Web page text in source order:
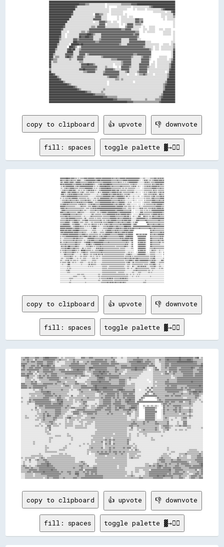
██████████████████████████████████████████████████████████████████████████████████████████████████████████████████████████████
██████████████████████████████▓▓▓▓▓▓▒▒▒▒░░░░░░░░░░░░░░░░  ░░░░░░░░░░░░░░▒▒▒▒▒▒▒▒▒▒▓▓▓▓▓▓██████████████████████████████████████
██████████████████████████▓▓░░░░░░░░░░░░░░░░░░░░░░░░░░░░  ░░        ░░░░░░░░░░░░░░  ░░░░░░░░░░░░░░░░▒▒▓▓██████████████████████
██████████████████████████░░░░░░░░░░░░░░░░░░░░░░░░░░░░░░░░░░  ░░░░░░░░░░░░░░░░      ░░  ░░░░░░░░  ░░░░░░░░░░░░░░▒▒▓▓██████████
████████████████████████░░░░░░░░░░░░░░░░░░░░░░░░░░░░░░░░░░░░  ░░░░░░░░░░░░                              ░░░░░░░░░░░░  ░░░░▓▓██
██████████████████████▓▓░░░░░░░░░░░░░░░░░░░░  ▓▓▓▓▒▒▒▒░░░░    ░░░░░░░░░░░░  ░░                                  ░░░░░░░░░░░░▓▓
██████████████████████░░░░░░░░░░░░░░░░░░░░░░░░▓▓▓▓▓▓░░░░░░          ░░  ░░░░░░  ░░░░                            ░░░░  ░░░░░░▒▒
████████████████████░░░░░░░░░░░░░░░░░░░░░░░░▓▓▓▓▓▓▓▓░░░░░░          ░░  ░░░░░░░░░░░░░░▓▓▓▓▒▒▒▒                    ░░  ░░░░░░░░
██████████████████░░░░░░░░░░░░░░░░░░░░░░░░░░  ░░░░▓▓▓▓▓▓▒▒░░░░  ░░░░    ░░░░░░░░░░░░░░▓▓▓▓▒▒▓▓                              ░░
████████████████░░░░░░░░░░░░░░░░░░░░░░░░░░░░░░░░░░▓▓▓▓▓▓  ░░░░░░░░░░░░  ░░  ░░▓▓▓▓▓▓░░▒▒▒▒▒▒░░                              ░░
██████████████▓▓░░░░░░░░░░░░░░░░░░░░░░░░░░▒▒▒▒░░▓▓▓▓▓▓▓▓░░░░░░░░░░░░░░      ▒▒▓▓▓▓▓▓░░░░░░░░  ░░    ░░░░░░                  ░░
████████████▓▓░░░░░░░░░░░░░░░░░░░░░░░░░░▓▓▓▓▓▓▓▓▓▓▓▓▓▓▓▓▓▓▓▓▓▓▓▓▓▓▓▓▓▓▓▓▒▒▒▒▓▓▓▓▓▓░░░░░░░░    ░░░░  ░░░░░░    ░░░░  ░░░░░░
████████████░░░░░░  ░░░░░░░░░░░░▒▒▒▒░░▒▒▓▓▓▓▓▓▓▓▓▓▓▓▓▓▓▓▓▓▓▓▓▓▓▓▓▓▓▓▓▓▓▓▓▓▓▓▓▓▓▓▓▓▓▓▓▓▒▒▒▒    ░░  ░░░░░░░░        ░░░░░░░░  ░░
████████████░░░░  ░░░░░░░░░░░░▓▓▓▓▓▓▓▓████▓▓▒▒░░░░░░▓▓▓▓▓▓▓▓▓▓▓▓▓▓▓▓▓▓▓▓▓▓▓▓▓▓▓▓▓▓▓▓▒▒▓▓▓▓                        ░░░░░░░░  ░░
██████████▓▓░░░░  ░░░░░░░░░░░░██▓▓▓▓████▓▓▓▓░░░░░░░░▓▓▓▓▓▓▓▓▓▓▓▓▓▓▓▓▓▓▓▓▓▓▓▓▓▓▓▓▓▓▓▓▓▓▓▓▒▒                                  ░░
██████████▒▒░░░░░░░░░░░░▓▓▓▓▒▒▓▓▓▓▓▓▓▓▓▓▓▓▓▓░░░░░░▒▒▓▓▓▓▓▓▓▓▓▓▓▓▓▓▓▓▓▓▓▓░░░░░░░░▓▓▓▓▓▓▓▓░░░░                                ░░
██████████░░░░░░░░░░░░░░████▓▓▓▓▓▓▓▓▓▓▓▓▓▓▓▓▓▓▒▒▒▒▓▓▓▓▓▓▓▓▓▓▓▓▓▓▓▓▓▓▓▓▓▓░░░░░░░░▓▓▓▓▓▓▓▓▓▓▓▓▓▓▓▓░░░░░░                    ░░░░
████████▒▒░░░░░░░░░░  ████████▓▓██▓▓▓▓▓▓▓▓▓▓▓▓▓▓▓▓▓▓▓▓▓▓▓▓▓▓▓▓▓▓▓▓▓▓▓▓▒▒░░░░░░▓▓▓▓▓▓▓▓▓▓▓▓▓▓▓▓▓▓░░░░░░░░░░░░░░    ░░░░░░  ░░▒▒
████████░░░░░░░░░░  ████▓▓▒▒  ░░▓▓▓▓▓▓▓▓▓▓▓▓▓▓▓▓▓▓▓▓▓▓▓▓▓▓▓▓▓▓▓▓▓▓▓▓▓▓▓▓▓▓▓▓▓▓▓▓▓▓▓▓▓▓▓▓▓▓▓▓▓▓▒▒░░░░░░░░  ░░░░  ░░░░░░░░░░░░▒▒
██████▒▒░░░░░░░░░░▓▓██▓▓██░░░░▒▒▓▓▓▓▓▓▓▓▓▓▓▓▓▓▓▓▓▓▓▓▓▓▓▓▓▓▓▓▓▓▓▓▓▓▓▓▓▓▓▓▓▓▓▓▓▓▓▓▓▓▓▓▓▓▓▓▓▓▓▓▓▓▓▓▓▓▓▓▒▒░░  ░░░░  ░░░░░░░░░░░░▓▓
██████░░░░░░░░░░░░██████░░░░░░▓▓▓▓▓▓▓▓▓▓▓▓▓▓▓▓▓▓▓▓▓▓▓▓▓▓▓▓▓▓▓▓▓▓▓▓▓▓▓▓▓▓▓▓▓▓▓▓▓▓▓▓▓▓▓▓▓▓▓▓▓▓▓▓▓▓▓▓▓▓▓▓                    ░░██
████▒▒░░░░░░░░░░▓▓▓▓▓▓▓▓░░░░░░▓▓▓▓▓▓░░▒▒▓▓▓▓▓▓▓▓▓▓▓▓▓▓▓▓▓▓▓▓▓▓▓▓▓▓▓▓▓▓▓▓▓▓▓▓▓▓▓▓▓▓▓▓▒▒▒▒▓▓▓▓▓▓▓▓▓▓▓▓▓▓                    ░░██
████░░▒▒▒▒░░░░░░▓▓██▓▓▒▒░░░░▓▓▓▓▓▓▒▒░░░░░░░░░░░░░░░░▒▒▓▓▓▓▓▓▓▓▓▓▓▓▓▓▓▓▓▓▓▓▓▓▓▓▓▓▓▓▒▒░░░░░░░░▒▒▓▓▓▓▓▓▒▒        ░░░░░░░░    ░░██
██▓▓▒▒▒▒░░░░░░░░░░░░▒▒░░░░░░▓▓▓▓▓▓░░░░░░░░░░░░░░░░░░░░░░░░░░░░▒▒▒▒▒▒▓▓▓▓▓▓▓▓▓▓▓▓▓▓░░░░░░░░░░▓▓▓▓▓▓▓▓░░      ░░░░░░░░░░  ░░▒▒██
██░░▒▒▒▒░░░░░░░░░░░░░░░░░░░░░░▒▒▒▒░░░░░░░░░░░░░░░░░░░░░░░░░░░░░░░░░░░░░░▒▒▓▓▓▓▓▓▓▓░░░░░░░░░░▓▓▓▓▓▓▓▓    ░░  ░░░░░░░░░░░░░░▓▓██
██░░░░░░░░░░░░░░░░░░░░░░░░░░░░░░▓▓▓▓▓▓██▓▓▓▓▒▒░░░░░░░░░░░░░░░░░░  ░░░░░░▒▒▓▓▓▓▓▓▓▓░░░░░░░░▓▓▓▓▓▓▓▓▓▓  ░░░░  ░░░░░░░░░░░░▒▒████
██░░░░░░░░░░░░░░░░░░░░░░░░░░░░░░▓▓▓▓▓▓▓▓▓▓▓▓▓▓▓▓░░░░░░░░▒▒░░░░░░    ░░  ▓▓▓▓▓▓▓▓▒▒░░░░░░░░▓▓▓▓▓▓▓▓▒▒░░░░░░  ░░░░░░░░░░░░▒▒████
▒▒░░░░░░░░░░░░░░░░░░░░░░░░░░░░▓▓▓▓██▓▓▓▓▓▓▓▓▓▓▒▒░░░░░░░░▓▓▓▓▓▓▓▓▒▒░░░░░░▓▓▓▓▓▓▓▓░░░░░░░░░░▓▓▓▓▓▓▓▓░░░░░░░░░░░░░░░░░░░░░░▓▓████
██░░░░░░░░░░░░░░░░░░░░░░░░░░░░░░░░▒▒▒▒▓▓▓▓▓▓▓▓░░░░░░░░▒▒▓▓▓▓▓▓▓▓▓▓▓▓▓▓░░░░░░▒▒▓▓░░░░░░░░▒▒▓▓▓▓▓▓▓▓  ░░░░░░░░░░░░░░░░  ░░██████
████▓▓░░░░░░░░░░░░░░░░░░░░░░░░░░░░░░░░░░░░░░░░░░░░░░░░▓▓▓▓▓▓▓▓▓▓▓▓▓▓▓▓░░░░░░░░  ░░░░░░  ░░▒▒▒▒▓▓▒▒░░░░░░  ░░░░░░░░░░░░▒▒██████
████████▒▒░░░░░░░░░░░░░░░░░░░░░░░░░░░░░░░░░░░░░░░░░░░░░░░░▒▒▓▓▓▓▓▓▓▓▒▒░░░░░░░░░░░░░░░░░░░░░░░░░░░░░░░░░░░░░░░░░░░░░░░░▒▒██████
██████████▓▓░░░░░░░░░░░░░░░░░░░░░░░░░░░░░░░░░░░░░░░░░░░░░░░░░░░░░░▒▒▒▒░░▒▒░░░░░░░░░░░░░░░░░░░░░░░░░░░░░░░░░░░░░░░░░░░░████████
██████████████▒▒░░░░░░░░░░░░░░░░░░░░░░░░░░░░░░░░░░░░░░░░░░  ░░░░░░░░░░░░░░░░░░░░░░░░  ░░░░░░░░░░░░░░░░░░░░░░░░░░░░░░▒▒████████
██████████████████▓▓▒▒░░░░░░░░░░░░░░░░░░░░░░░░░░░░░░░░░░░░  ░░░░░░░░░░░░░░░░░░░░░░░░░░░░░░░░░░░░░░░░░░░░░░░░░░░░░░▒▒▓▓████████
████████████████████████▓▓▒▒░░░░░░░░░░░░░░░░░░░░░░░░░░░░░░░░░░░░░░░░░░░░░░░░░░░░░░░░░░░░░░░░░░░░░░░░░░░░░░░░░░░░░░▒▒██████████
████████████████████████████▓▓▒▒░░░░░░░░░░░░░░░░░░░░░░▒▒░░░░░░░░░░░░░░░░░░░░░░░░░░░░░░░░░░░░░░░░░░░░░░░░░░░░░░░░░░▒▒██████████
████████████████████████████████████▓▓▒▒▒▒░░░░░░░░░░▒▒░░░░░░░░░░░░░░░░░░░░░░░░░░░░░░░░░░░░░░░░░░░░░░░░░░░░░░░░░░░░████████████
████████████████████████████████████████████▓▓▒▒▒▒▒▒▒▒▒▒░░░░░░░░░░░░░░░░░░░░░░░░░░░░░░░░░░░░░░░░░░░░░░░░░░░░░░░░▒▒████████████
██████████████████████████████████████████████████████▓▓▓▓▒▒▒▒▒▒▒▒▒▒░░░░░░░░░░░░░░░░░░░░░░░░░░░░░░░░░░░░░░░░░░▒▒▓▓████████████
████████████████████████████████████████████████████████████████▓▓▓▓▒▒▒▒▒▒▒▒▒▒▒▒▒▒░░░░░░░░░░░░░░▒▒░░░░░░░░▒▒▒▒▒▒██████████████
copy to clipboard 👍 upvote 👎 downvote
fill: spaces toggle palette ▓→✊🏽
▓▓▓▓▓▓▓▓▓▓▓▓████▓▓▓▓▒▒▓▓▓▓▓▓▒▒▒▒▒▒░░▒▒░░▒▒▒▒▒▒▒▒▓▓▓▓▓▓▒▒▓▓▓▓▓▓▓▓▓▓▓▓▒▒▒▒▓▓▓▓▓▓▓▓▓▓▒▒▓▓▓▓▓▓▓▓▓▓▓▓▓▓▓▓▓▓▒▒▓▓▒▒▒▒▒▒▓▓▒▒▒▒▒▒▓▓▓▓▓▓▓▓▓▓▒▒▓▓▓▓▓▓▓▓▓▓▓▓▓▓▓▓▓▓▓▓▓▓▓▓▓▓▒▒░░░░░░▒▒▒▒░░░░░░░░░░▒▒▒▒▒▒▒▒▓▓▓▓▒▒▒▒▓▓▒▒▓▓▒▒▓▓▒▒
▓▓▓▓▒▒▒▒▒▒▒▒▓▓▓▓▒▒▒▒▒▒▓▓▒▒▒▒▒▒▒▒░░▓▓▓▓▓▓▒▒░░░░░░▒▒▒▒▓▓▓▓▓▓▓▓▓▓▓▓▓▓▓▓▓▓▒▒▒▒▓▓████▒▒▓▓▓▓▓▓▓▓▓▓▓▓▓▓▓▓▓▓▓▓▒▒▒▒▒▒▒▒▒▒▒▒▓▓▒▒▒▒▒▒▒▒▒▒▓▓▓▓▓▓▓▓▒▒▓▓▓▓▓▓▓▓▓▓▓▓▓▓▓▓▓▓▓▓▒▒░░░░  ░░░░▓▓▒▒▓▓▒▒░░▒▒▒▒░░▒▒▒▒▓▓▓▓▓▓▓▓▒▒▓▓▓▓▓▓▒▒▓▓
▒▒▓▓▒▒░░▓▓▓▓▓▓▓▓▒▒▒▒▓▓▓▓▓▓▒▒░░▒▒▓▓▓▓▓▓▓▓▒▒▒▒▒▒▒▒▒▒▒▒▒▒▒▒▓▓▓▓▓▓▓▓▒▒▓▓▒▒▒▒▒▒▒▒▒▒▒▒▒▒▒▒▒▒▓▓▓▓▓▓▓▓▓▓▓▓▓▓▓▓▒▒▒▒▒▒▒▒▒▒▒▒▒▒▓▓▒▒▒▒▒▒░░▒▒░░▒▒░░▒▒▒▒▓▓▓▓▓▓▓▓▓▓▓▓▓▓▓▓▒▒░░░░░░░░░░░░▒▒▓▓▒▒▓▓▒▒▒▒░░▒▒▒▒▒▒▒▒▓▓▓▓▓▓▓▓▓▓▓▓▓▓▓▓▓▓
▓▓▓▓▒▒▓▓▒▒▓▓▓▓▓▓▓▓▓▓▓▓▓▓▒▒▒▒▒▒▒▒▓▓▓▓▓▓▓▓▓▓▒▒▒▒▓▓▒▒▓▓▓▓▓▓██▓▓▓▓▓▓▓▓▒▒▒▒░░░░░░▒▒▒▒▓▓▓▓▒▒▓▓▓▓▓▓▓▓████▓▓▓▓▓▓▒▒▒▒▒▒▒▒▒▒▒▒▒▒▒▒▒▒▒▒▒▒▒▒▒▒▒▒▒▒▒▒▒▒░░▒▒▒▒▒▒▓▓▒▒▒▒▒▒░░░░░░░░░░░░░░▒▒▒▒▒▒▒▒▒▒▒▒▒▒░░▓▓▒▒▒▒▒▒▓▓▓▓▓▓▒▒▓▓▓▓▒▒▒▒
░░▒▒░░▓▓▒▒▒▒▓▓▓▓▓▓▓▓▓▓▓▓▓▓▓▓░░▒▒▒▒▓▓▒▒▒▒▓▓▓▓▓▓▓▓▓▓▓▓▓▓▓▓▓▓▓▓▓▓▓▓▓▓░░▒▒░░░░▒▒░░▒▒▓▓▓▓▓▓▓▓▓▓██▓▓▓▓▓▓▓▓▒▒▒▒▓▓▒▒▒▒▒▒▒▒▒▒▒▒▒▒▓▓▓▓▒▒▒▒▒▒▒▒▒▒▒▒▒▒▒▒░░▒▒▒▒▓▓▒▒▓▓░░░░▒▒░░░░  ░░░░▒▒▒▒▒▒▓▓▒▒▓▓▒▒▒▒▓▓▓▓▓▓▓▓▓▓▒▒▓▓▒▒▒▒▒▒▒▒▒▒
░░▒▒░░░░▒▒▒▒▓▓▒▒▒▒▒▒▓▓▓▓▓▓▓▓▒▒▒▒▒▒▒▒░░▒▒▒▒▒▒▒▒▒▒▒▒▓▓▓▓▓▓▓▓▓▓▓▓▓▓▒▒░░▒▒░░▒▒░░░░▒▒▒▒▓▓▓▓▓▓▓▓▓▓▓▓██▓▓▓▓▓▓▒▒▒▒▒▒▒▒▒▒▒▒▒▒▒▒▒▒▒▒░░▒▒▒▒░░▒▒▒▒░░▒▒▒▒▒▒▒▒▒▒▒▒▒▒░░░░░░░░░░    ░░░░▒▒▒▒▒▒▒▒▒▒▒▒▒▒▒▒▓▓▓▓▓▓▓▓▒▒▒▒▒▒▒▒▓▓▒▒▒▒▒▒
░░░░▒▒▒▒▓▓▒▒▒▒▒▒▒▒▓▓▓▓▓▓▒▒▓▓▓▓▒▒░░░░▒▒▒▒░░▒▒░░▒▒▒▒░░▒▒▒▒▓▓▓▓▒▒▓▓▒▒▓▓░░▒▒░░░░░░▒▒▒▒▓▓▓▓▓▓▓▓▓▓▓▓▓▓▓▓▓▓▓▓▒▒▓▓▓▓▓▓▒▒▒▒▓▓▓▓░░▒▒▒▒▒▒▒▒▒▒▒▒░░▒▒▒▒▒▒▒▒▒▒▒▒▒▒░░░░░░░░░░░░░░░░░░░░▒▒▒▒▒▒▒▒▒▒▒▒▒▒▒▒░░▓▓▒▒▒▒▒▒░░▒▒▒▒▒▒▒▒▒▒▒▒
  ▓▓██▓▓▓▓▒▒░░▒▒▓▓▓▓▒▒▒▒▓▓▓▓▓▓▓▓▒▒▒▒▒▒░░▒▒▒▒▓▓▒▒░░░░▒▒▒▒▒▒░░▒▒▒▒▒▒▒▒░░░░░░░░▓▓░░▒▒░░▓▓▓▓▓▓▓▓▓▓▓▓▓▓▒▒▒▒▒▒▓▓▓▓▓▓▓▓▒▒▓▓▒▒▒▒▓▓▒▒░░▒▒▒▒▒▒▒▒▒▒▒▒▒▒▒▒▒▒▓▓▒▒░░░░▒▒░░░░░░░░  ░░░░▒▒░░▒▒░░▒▒▒▒▓▓▒▒▒▒▒▒▓▓▒▒▒▒░░▒▒▒▒▓▓▒▒▒▒▓▓
░░▓▓▓▓▓▓░░▒▒░░▒▒▒▒▓▓▒▒▓▓▒▒▓▓▓▓▓▓▓▓▒▒▒▒▒▒▒▒▓▓▒▒░░▒▒▒▒▒▒▒▒▒▒▒▒░░░░░░░░░░░░░░▒▒░░░░░░▒▒▒▒▓▓▓▓▓▓██▓▓▒▒▓▓▒▒▒▒▒▒▓▓▓▓▓▓▒▒▓▓▓▓▒▒▓▓▒▒▒▒░░▒▒▒▒▒▒▒▒▓▓▒▒░░░░░░░░░░░░░░░░░░░░░░    ░░▒▒▒▒▒▒░░▒▒▒▒▒▒▒▒▒▒▓▓▒▒▓▓▒▒░░░░▓▓▓▓▒▒▒▒▒▒
░░▒▒▒▒▓▓▒▒▒▒▒▒▓▓▓▓▓▓▓▓▓▓▓▓▓▓▓▓▓▓▓▓▒▒▒▒▒▒▒▒▒▒▒▒▒▒▒▒▒▒▒▒▒▒░░░░░░░░░░░░░░░░▒▒▒▒▒▒▒▒▒▒▒▒▒▒▓▓▓▓▓▓▓▓▓▓▓▓▓▓▒▒▒▒▓▓▓▓▒▒▒▒▒▒▓▓▓▓▓▓▓▓▓▓▓▓▒▒▒▒░░▓▓▒▒░░▒▒░░░░░░▒▒░░░░░░░░▒▒░░  ░░░░░░▒▒▒▒▒▒▒▒▒▒▒▒░░▒▒▒▒▓▓▓▓░░▒▒▒▒▒▒▒▒▓▓▓▓▒▒▓▓
▒▒░░░░▒▒░░▒▒▒▒▒▒▒▒▓▓▒▒▒▒▓▓▓▓▓▓▓▓▓▓▒▒░░▒▒▒▒▒▒▒▒▒▒▒▒▒▒░░▒▒▒▒░░░░░░░░░░▒▒▒▒░░▒▒▒▒░░▓▓▓▓▓▓▓▓▓▓▓▓▓▓▓▓▓▓▒▒▒▒▓▓▒▒▒▒▒▒▒▒▒▒▒▒▓▓▓▓▓▓▓▓▓▓▓▓▒▒░░░░░░▒▒░░░░░░░░▒▒░░░░░░░░░░░░░░░░░░░░▒▒░░▒▒▒▒▒▒▒▒░░▒▒▓▓▓▓▒▒▒▒▒▒▒▒▒▒▒▒▓▓▓▓▓▓▓▓
░░░░▒▒▒▒▒▒▒▒▓▓▒▒▒▒▒▒▓▓▒▒▒▒▒▒▒▒▒▒▓▓▒▒▒▒░░▒▒▒▒▒▒▒▒▒▒▓▓▒▒▒▒▓▓▒▒▒▒░░░░▒▒░░▒▒░░▒▒▓▓▓▓▓▓▓▓▓▓▓▓▓▓▓▓▓▓▓▓▓▓▓▓▓▓▒▒▒▒▒▒▒▒▒▒▒▒▒▒▓▓▓▓▒▒▓▓▒▒▒▒▒▒░░░░░░░░░░░░░░░░▒▒░░░░░░  ░░░░░░░░░░  ▒▒░░▒▒▒▒▒▒▒▒▒▒▒▒▓▓▓▓▓▓▒▒▒▒▒▒▒▒▓▓▒▒▒▒▒▒▓▓
░░░░▒▒▒▒▓▓▓▓▓▓▓▓▓▓▓▓▒▒▓▓▒▒▒▒▒▒▒▒▒▒▓▓▒▒▓▓▒▒▓▓▒▒▒▒▒▒▒▒▒▒▒▒▓▓▓▓▓▓▓▓▒▒░░░░▒▒▒▒▒▒▒▒▒▒▓▓▓▓▓▓▓▓▓▓▓▓▓▓▓▓▓▓▓▓▓▓▒▒▓▓▓▓▒▒▒▒▒▒▒▒▒▒▓▓▓▓▓▓▓▓▓▓▒▒░░░░░░▒▒░░▒▒░░  ░░░░░░░░░░░░░░░░  ░░░░▒▒▒▒▒▒▒▒▒▒▒▒░░▒▒▓▓▓▓▓▓▓▓▓▓▓▓▓▓▓▓▓▓▓▓▓▓▓▓
▒▒▒▒▒▒▓▓▓▓▓▓▒▒▓▓▒▒▒▒▒▒▒▒▒▒▒▒▒▒▒▒▒▒░░▒▒▒▒▓▓▒▒▓▓▒▒▒▒▒▒░░░░▒▒▒▒▒▒▓▓▒▒▓▓▓▓▒▒▒▒▒▒▒▒▒▒▓▓▓▓▓▓▓▓▓▓▓▓▓▓▓▓▓▓▓▓▓▓▓▓▓▓▒▒▒▒▒▒▓▓▒▒▒▒▓▓▓▓▓▓▒▒▓▓▒▒░░░░▒▒▒▒▒▒░░░░░░░░░░░░░░  ░░░░░░  ░░░░▒▒░░▒▒▒▒▒▒▒▒▒▒▒▒▒▒▒▒▓▓▒▒▒▒▓▓▓▓▓▓▓▓▓▓▒▒▒▒
▓▓▓▓▓▓▓▓▓▓▒▒▒▒▒▒▒▒▒▒▒▒▒▒▒▒▒▒▒▒░░░░░░░░░░▒▒▓▓▒▒▒▒▒▒▒▒░░░░▒▒▒▒▒▒░░▓▓▓▓▓▓▓▓▒▒▒▒▒▒▓▓▒▒▓▓▓▓▓▓▓▓▓▓▓▓▓▓▓▓▓▓▓▓▓▓▓▓▓▓▓▓▒▒▒▒▓▓▓▓▓▓▓▓▓▓▓▓░░▒▒▒▒▒▒░░▒▒▒▒▒▒░░░░▒▒░░░░░░░░░░▒▒░░░░░░▒▒▒▒▒▒▒▒▒▒▒▒▒▒▒▒▒▒▒▒▒▒▒▒▒▒▓▓▓▓▓▓▓▓▓▓▒▒▒▒▒▒
▒▒▓▓▓▓▓▓▒▒▒▒▓▓▒▒▒▒▒▒▒▒▒▒▒▒▒▒▒▒▒▒▒▒▒▒▒▒▒▒▒▒▒▒▒▒▒▒░░░░▒▒▒▒▒▒░░▒▒▒▒▒▒▓▓▒▒▓▓▒▒▓▓▓▓▓▓▓▓▓▓▓▓▓▓▓▓▓▓▓▓▓▓▓▓▓▓▓▓▓▓▓▓▓▓▓▓▓▓▓▓▓▓▓▓▓▓▓▓▓▓▒▒▒▒▒▒▒▒░░░░▒▒▒▒▒▒░░░░▒▒░░░░░░░░░░▒▒▓▓▒▒▓▓░░▒▒▒▒▒▒░░▒▒▒▒▒▒▒▒▓▓▒▒▓▓▒▒▒▒▓▓▓▓▓▓▓▓▒▒▓▓▒▒
░░▒▒▓▓▓▓▓▓▒▒▒▒▒▒▒▒▒▒▒▒▒▒▒▒▒▒▒▒▒▒▒▒▒▒▒▒▒▒▓▓▒▒▒▒░░▒▒▒▒░░░░░░░░▒▒▒▒▒▒▒▒▒▒▓▓▒▒▒▒▒▒▒▒▓▓▓▓▓▓▓▓▓▓▓▓▓▓▓▓▓▓▓▓▓▓▓▓▓▓▓▓▓▓▒▒▒▒▓▓▓▓▓▓▓▓▓▓▓▓▒▒▒▒▒▒▒▒▒▒▒▒▒▒▓▓░░  ░░  ░░░░░░░░░░▒▒▒▒▒▒░░▒▒░░▒▒▒▒░░▒▒░░▒▒▓▓▓▓▓▓▓▓▓▓▓▓▓▓▓▓▓▓▓▓▓▓▓▓
▓▓▓▓▓▓▒▒▒▒▒▒▒▒▓▓▓▓▒▒▒▒▒▒▒▒▒▒▒▒▒▒░░▒▒▓▓▓▓▒▒▒▒▒▒▒▒░░░░░░░░░░░░▒▒▒▒▒▒▒▒▒▒░░░░▒▒▒▒░░▒▒▒▒▓▓▓▓▓▓▓▓▒▒▒▒▓▓▓▓▓▓▓▓▓▓▓▓▓▓▓▓▓▓▒▒▒▒▒▒▓▓▓▓▓▓▓▓▓▓▓▓▓▓▓▓▓▓▓▓▓▓░░░░░░  ░░░░░░░░░░▓▓▓▓▓▓░░▒▒▒▒▒▒▒▒▒▒▒▒▒▒▒▒▒▒▓▓▓▓▓▓▓▓▓▓▓▓▓▓▓▓▓▓▒▒▒▒
▒▒▒▒▒▒▓▓▓▓▓▓▓▓▓▓▓▓██▒▒▒▒▒▒▒▒▒▒▒▒▓▓▒▒▒▒▒▒▒▒▒▒░░░░░░░░░░░░░░░░░░▒▒▓▓▒▒░░▒▒▒▒▒▒▒▒▒▒▒▒░░▒▒▒▒▒▒▒▒▒▒▓▓▓▓▓▓▓▓▓▓▓▓▓▓▓▓▒▒▓▓▒▒▓▓▒▒▒▒▓▓▓▓▓▓▓▓▓▓▒▒▓▓▓▓▒▒▒▒░░  ░░░░░░░░░░░░▓▓▓▓▒▒▓▓▒▒▒▒▒▒▒▒▒▒▒▒▒▒░░▒▒▒▒▓▓▓▓▓▓▓▓▒▒▓▓▓▓▒▒▓▓▒▒▒▒
▒▒▒▒▒▒▒▒▒▒▓▓▓▓▒▒▒▒▓▓▒▒▒▒▒▒▒▒▒▒▒▒▒▒▒▒▒▒▒▒▒▒░░░░░░▒▒░░░░░░░░░░▒▒▓▓▒▒▒▒▒▒▒▒▒▒▒▒▒▒▒▒▒▒▒▒░░▒▒▒▒▒▒▒▒▒▒▒▒▒▒▓▓▓▓▓▓▓▓▓▓▒▒▒▒▒▒▒▒▒▒▒▒▒▒▒▒▒▒▓▓▓▓▒▒▓▓▓▓░░▒▒  ░░▒▒░░░░░░░░▓▓▓▓▒▒    ▓▓▓▓▒▒▒▒▒▒░░▒▒▒▒░░▓▓▓▓▒▒▒▒▒▒▒▒▓▓▓▓▒▒▒▒▒▒▒▒
░░▒▒▒▒▒▒▒▒▒▒▓▓▓▓▒▒▓▓▓▓▓▓▓▓▓▓▓▓▒▒▒▒▒▒▒▒▒▒▒▒▒▒░░░░▒▒▓▓░░░░░░▒▒▒▒▒▒▒▒▒▒░░▒▒░░▒▒▒▒▒▒▒▒░░▒▒▒▒▒▒▒▒▒▒▒▒▒▒▒▒▓▓▓▓▓▓▓▓▓▓▓▓▒▒▒▒▓▓▒▒▒▒▒▒▒▒▓▓▓▓▓▓▓▓▓▓▓▓▒▒▓▓░░░░░░░░░░▒▒▓▓▓▓▓▓▓▓▓▓▓▓▓▓▓▓▒▒▒▒▒▒░░▒▒▒▒▒▒▓▓▓▓▓▓▓▓▓▓▓▓▓▓▓▓▓▓▓▓▓▓▓▓
▒▒▒▒▒▒▒▒▒▒▒▒▓▓▓▓▒▒▓▓▒▒▒▒▒▒▒▒▓▓▓▓▓▓▒▒▒▒▒▒░░░░▒▒▒▒▒▒▓▓▓▓▓▓░░▒▒▒▒▒▒▒▒▒▒▒▒▒▒▒▒▒▒▒▒▒▒▓▓▒▒░░▒▒▒▒░░▒▒▒▒▓▓▒▒▒▒▓▓▓▓▓▓▓▓▓▓▒▒▒▒▒▒▒▒▒▒▒▒▓▓▒▒▓▓▓▓▓▓▒▒▓▓▓▓▓▓░░░░░░░░░░▓▓▓▓▓▓▒▒▒▒▒▒▒▒▒▒▒▒▓▓▓▓▒▒▒▒▒▒▒▒▒▒▒▒▒▒▒▒▒▒▒▒▒▒▓▓▓▓▒▒▒▒▒▒▒▒
▒▒▒▒▒▒▒▒▒▒▓▓▓▓▓▓▓▓▒▒░░░░▒▒▒▒▓▓▓▓▓▓▓▓▒▒░░▒▒▒▒▒▒░░░░▒▒▒▒▒▒░░░░░░▒▒▒▒░░▒▒▒▒▒▒▒▒▒▒▒▒▒▒▓▓░░▒▒▒▒▒▒▒▒▒▒▓▓▓▓▓▓▓▓▓▓▒▒▒▒▒▒▒▒▒▒▓▓▒▒▒▒▒▒▓▓▒▒▒▒▒▒▒▒▓▓▓▓▓▓▒▒░░░░▒▒░░▓▓▓▓▒▒                ▓▓▓▓▒▒▒▒▒▒▒▒▒▒▒▒▒▒▒▒▒▒▒▒▒▒▒▒▒▒▒▒▒▒▒▒
▒▒▒▒▒▒▓▓▓▓▓▓▓▓▓▓▓▓▒▒░░░░▒▒▒▒▒▒▓▓▓▓▓▓▓▓▒▒░░░░░░░░▒▒▒▒▒▒░░▒▒▒▒░░▒▒▓▓▒▒▒▒▒▒▒▒░░▒▒░░▓▓░░▒▒░░▒▒▒▒▓▓▒▒▒▒▒▒▓▓▓▓▒▒▒▒▒▒▒▒▒▒▒▒▒▒▒▒▓▓▒▒▒▒▓▓▓▓▓▓▓▓▓▓▓▓▓▓▓▓░░░░▒▒▓▓▓▓▒▒                    ▓▓▓▓▒▒▒▒▒▒▒▒▓▓▒▒▒▒▒▒▒▒▓▓▓▓▒▒▒▒▒▒▒▒
▓▓▓▓▓▓▓▓▓▓▓▓▓▓▓▓▓▓▓▓▒▒░░░░▒▒▒▒▓▓▓▓▓▓▓▓▒▒▓▓▒▒▒▒▒▒░░▒▒░░▒▒░░▒▒░░▒▒▓▓▓▓▓▓▓▓▒▒░░▒▒░░░░░░░░▒▒▒▒▒▒▒▒▓▓▒▒▓▓▓▓▓▓▓▓▒▒▒▒▒▒▓▓▓▓▒▒▒▒▒▒▒▒▒▒▒▒██████▓▓▓▓▓▓▓▓░░░░▓▓▓▓▓▓▓▓▓▓▓▓▓▓▓▓▓▓▓▓▓▓▓▓▓▓▓▓▓▓▓▓▓▓▒▒▒▒▓▓▓▓▓▓▓▓▓▓▓▓▓▓▓▓▓▓▓▓▓▓▓▓
▓▓▓▓▓▓▓▓▓▓▒▒▓▓▓▓▓▓▓▓▓▓▓▓▒▒▒▒▒▒▓▓▓▓▓▓▓▓▒▒▒▒▒▒▒▒▒▒░░░░░░░░░░░░░░▒▒░░▓▓▓▓▓▓░░░░░░░░░░░░░░▒▒▒▒▒▒▒▒▒▒▓▓▓▓▓▓▓▓▒▒▒▒▒▒▒▒▓▓▓▓▓▓▒▒▓▓▒▒▒▒▒▒▓▓▓▓▓▓▒▒▓▓▒▒▓▓▒▒▓▓▓▓▒▒▒▒▒▒▒▒▒▒▓▓▒▒▒▒▒▒▒▒▒▒▒▒▒▒▒▒▒▒▓▓▓▓▒▒▒▒▒▒▓▓▒▒▒▒▒▒▒▒▒▒▒▒▒▒▒▒▒▒
▓▓▓▓▓▓▓▓▒▒▓▓▓▓▒▒▓▓▓▓▓▓▒▒▒▒▓▓▓▓▓▓████▓▓▒▒▒▒▒▒▒▒▒▒▒▒▒▒▒▒░░░░░░░░░░▒▒▒▒▒▒▒▒░░░░░░░░░░░░▒▒░░░░▒▒▒▒▓▓▓▓▓▓▓▓▒▒▒▒▒▒▒▒▓▓▒▒▓▓▒▒▒▒▒▒▒▒▒▒▒▒▓▓▓▓▓▓▓▓▒▒▒▒▓▓▓▓▓▓▒▒                                ▓▓▒▒▒▒▓▓▒▒▒▒▒▒▒▒▒▒▒▒▒▒▒▒▒▒▒▒
▒▒▓▓▓▓▒▒▓▓▓▓▓▓▓▓▓▓▓▓▓▓▓▓▓▓▒▒▓▓▓▓▓▓▓▓▒▒▒▒▒▒▒▒▓▓▒▒▒▒▒▒░░░░░░░░░░▒▒░░▒▒▓▓▒▒▒▒░░░░░░▒▒▒▒▒▒▒▒░░▒▒▓▓▓▓▓▓▓▓▓▓▓▓▒▒▒▒▒▒▓▓▓▓▒▒▓▓▒▒▒▒▒▒▓▓▓▓▓▓▒▒▓▓▒▒▓▓▓▓▓▓▓▓▓▓                                  ▓▓▓▓▒▒▒▒▒▒▒▒▒▒▒▒▒▒▒▒▓▓▓▓▒▒▓▓
▒▒▒▒▒▒▓▓▓▓▓▓▓▓▓▓▒▒▓▓▓▓▓▓▓▓▓▓▓▓▓▓▓▓▓▓▒▒▒▒▒▒▒▒▓▓▓▓▓▓▒▒▒▒▒▒░░▒▒▒▒▒▒▒▒▒▒▒▒▒▒▒▒▒▒░░▒▒▒▒░░▒▒▒▒▒▒▓▓▓▓▓▓▓▓▓▓▒▒▒▒▒▒▒▒▒▒▒▒▒▒▒▒▓▓▓▓▓▓▓▓▓▓▒▒▒▒▒▒▓▓▒▒▓▓▓▓▓▓▓▓▓▓      ▓▓▓▓▒▒▒▒▓▓▒▒▒▒▓▓▒▒▓▓▓▓      ▓▓▒▒▒▒▒▒▓▓▒▒▒▒▒▒▓▓▓▓▓▓▓▓▓▓▓▓
▒▒░░▒▒▒▒▒▒▒▒▓▓▓▓▓▓▓▓▓▓▓▓▓▓▓▓▓▓▓▓▓▓▓▓▒▒▒▒▓▓▒▒▒▒▒▒▓▓▓▓▓▓▒▒▒▒▓▓▓▓▒▒▒▒▓▓▓▓▒▒▒▒▒▒░░▒▒▒▒▓▓▒▒▒▒▓▓▓▓▓▓▒▒▒▒▒▒▒▒▒▒▒▒▒▒▒▒▒▒▒▒▒▒▒▒▓▓▓▓▓▓▓▓▒▒░░▒▒▓▓▓▓██▓▓▓▓▓▓▓▓        ▒▒▓▓▓▓▓▓▓▓▓▓▓▓▓▓▓▓        ▓▓▒▒▒▒▒▒▒▒▒▒▒▒▒▒▒▒▒▒▓▓▒▒▓▓▒▒
▒▒░░░░░░▒▒▒▒▒▒▒▒▒▒▒▒▒▒▒▒▒▒▓▓▓▓▒▒▓▓▓▓▒▒▒▒▒▒▒▒▒▒░░░░░░░░▒▒▓▓▓▓▓▓▓▓▓▓▓▓▒▒▒▒▒▒▒▒▒▒▒▒▒▒▒▒▓▓▓▓▓▓▓▓▒▒▒▒▒▒▒▒▒▒▒▒▒▒▒▒▒▒▒▒▒▒▒▒▒▒▒▒▓▓▒▒▓▓▒▒▒▒▓▓▓▓▓▓▓▓▒▒▓▓▓▓▓▓        ░░▓▓▓▓▓▓▓▓▓▓▓▓▓▓▒▒        ▓▓▓▓▒▒▒▒▒▒▒▒▒▒▒▒▒▒▒▒▓▓▒▒▓▓░░
▒▒░░░░▒▒▒▒▒▒▒▒▒▒▒▒▒▒▒▒▒▒▒▒▓▓▒▒▒▒▓▓▒▒▒▒▒▒▒▒▒▒░░░░▒▒░░░░▒▒▒▒▓▓▒▒▓▓▓▓▓▓▒▒▒▒▒▒▒▒▒▒▓▓▓▓▓▓▓▓▓▓▒▒▒▒▒▒▒▒▒▒▒▒▒▒▒▒▒▒▒▒▒▒▒▒▒▒▒▒▒▒▒▒▒▒▒▒▓▓▓▓▓▓▓▓▓▓▓▓▒▒▒▒▒▒▓▓▓▓        ░░▓▓▓▓▓▓▓▓▓▓▓▓▓▓▒▒        ▓▓▓▓▒▒▒▒▒▒▒▒▒▒▒▒▓▓▒▒▒▒▒▒▓▓▒▒
▓▓▒▒░░▒▒▒▒▒▒▓▓▒▒▒▒▒▒▒▒▒▒▒▒▒▒▒▒▓▓▓▓▒▒▒▒▒▒▒▒░░░░░░▒▒▒▒▓▓▓▓▓▓██▒▒▒▒▒▒▒▒▓▓▓▓▓▓▓▓▓▓▓▓▓▓▓▓▓▓▒▒▒▒▒▒▒▒▒▒▓▓▒▒▒▒▒▒▒▒▒▒▒▒▒▒▒▒▒▒▒▒▒▒▒▒▒▒▒▒▒▒▒▒▒▒▓▓▒▒▒▒░░░░▒▒▓▓        ░░▓▓▒▒▓▓▓▓▓▓▒▒▓▓▒▒        ▓▓▓▓▒▒▒▒▒▒▒▒▒▒▒▒▒▒▓▓▒▒░░▒▒▒▒
▒▒▒▒▒▒▒▒▒▒▓▓▒▒▒▒▒▒▒▒▒▒▒▒▒▒▒▒▒▒▓▓▓▓▒▒▒▒▒▒░░░░░░░░░░░░▓▓▒▒▓▓██▒▒▒▒░░▒▒▒▒▓▓▓▓▓▓▓▓▓▓▓▓▒▒▓▓▒▒▒▒▒▒▒▒▒▒▒▒▒▒▒▒▒▒▒▒▒▒▒▒▒▒▒▒▒▒▒▒▒▒▒▒▒▒▒▒▒▒▒▒▓▓▒▒▓▓░░░░░░▒▒▓▓        ░░▓▓▓▓▓▓▓▓▓▓▓▓▓▓▒▒        ▓▓▓▓▒▒▒▒▒▒▒▒▒▒▒▒▒▒▒▒░░░░░░░░
░░▓▓▒▒▒▒▒▒▓▓▒▒▒▒████▒▒▒▒▒▒▒▒▒▒▓▓▓▓▒▒▒▒░░░░░░░░░░░░░░▒▒▒▒▒▒▒▒▓▓▒▒▒▒░░▒▒░░▒▒▒▒▒▒▒▒▓▓▒▒▒▒▒▒▒▒▒▒▒▒▒▒▒▒▒▒▒▒▒▒▒▒▒▒▒▒░░▒▒▒▒▒▒▒▒▒▒▒▒▒▒▒▒▓▓▓▓▒▒▒▒░░░░░░▒▒▓▓        ░░▓▓▓▓▓▓▓▓▓▓▓▓▓▓▒▒        ▓▓▓▓▒▒▒▒▒▒▒▒▒▒▒▒▒▒▒▒▒▒▒▒▒▒▒▒
░░▒▒▒▒▒▒▒▒▓▓▒▒▓▓██▓▓▒▒▒▒▒▒▓▓▓▓▒▒▒▒▒▒▒▒░░░░░░▓▓▒▒░░▒▒░░▒▒▒▒▒▒▒▒░░░░░░░░░░▓▓▒▒▓▓▒▒▓▓▒▒▓▓▒▒▒▒▒▒▒▒▒▒▒▒▒▒▒▒▒▒▒▒▒▒▒▒▒▒▒▒▒▒▒▒░░▒▒▒▒▒▒▒▒▒▒░░░░░░░░░░░░▒▒▒▒░░      ░░▓▓▓▓▓▓▓▓▓▓▓▓▓▓▒▒      ░░▒▒▒▒▒▒▒▒▓▓▒▒▒▒▒▒▒▒▒▒▒▒▒▒▒▒▒▒
▒▒░░▒▒▒▒▒▒▓▓▒▒▒▒▒▒▒▒▒▒▒▒▓▓▓▓▓▓▒▒▒▒░░▒▒░░░░██▓▓▓▓██▒▒▒▒▒▒▒▒▒▒▒▒░░▒▒░░░░▒▒▒▒▒▒▒▒▓▓▓▓▓▓▓▓▒▒▒▒▒▒▒▒▒▒▒▒▒▒▒▒▒▒▒▒▒▒▒▒▒▒▒▒▒▒▒▒▒▒▒▒▒▒▒▒▒▒▒▒░░░░░░░░░░░░░░░░░░      ░░▓▓▒▒▓▓▓▓▓▓▒▒▓▓▒▒      ░░░░▒▒▓▓▒▒▒▒▒▒░░░░░░▒▒░░░░░░░░
▒▒░░░░▒▒▒▒▓▓▒▒▒▒▒▒▒▒▒▒▒▒▓▓▓▓▒▒▒▒░░▒▒░░░░░░▒▒▒▒▓▓▓▓▒▒▒▒▒▒░░░░▒▒▒▒▒▒▒▒▒▒▒▒▒▒▒▒▒▒▒▒▒▒▓▓▒▒▒▒▒▒▒▒▒▒▒▒▒▒▒▒▒▒▒▒▒▒▒▒▒▒▒▒▒▒▒▒▒▒▒▒▒▒▒▒▒▒▒▒▒▒░░░░░░▒▒▒▒░░▒▒░░░░    ░░░░▓▓▓▓▓▓▓▓▓▓▓▓▓▓▒▒  ░░  ░░▒▒▒▒▒▒▒▒▒▒░░░░░░░░▒▒░░░░  ▒▒
░░░░░░░░▓▓▓▓▒▒▒▒▒▒▒▒▒▒▒▒▓▓▒▒░░░░░░░░░░░░▒▒░░░░▒▒▓▓▒▒▒▒▒▒░░░░▒▒▒▒░░▒▒▒▒▒▒▓▓░░▓▓▒▒▒▒▒▒▓▓░░▒▒▒▒▒▒▒▒▒▒▒▒▒▒▒▒▒▒▒▒▒▒▒▒▒▒▒▒▒▒▒▒▒▒▒▒▒▒▒▒░░░░▒▒▒▒▓▓▓▓▒▒▒▒░░░░░░░░░░▒▒▓▓▓▓▓▓▓▓▓▓▓▓▓▓▒▒░░░░░░░░▒▒▒▒▒▒▒▒▒▒░░░░░░░░░░░░░░  ▒▒
░░░░░░░░▒▒▒▒▒▒▒▒▒▒▒▒▓▓▒▒▒▒░░░░▒▒░░░░░░░░▒▒▒▒░░▒▒▒▒▒▒▒▒░░░░░░▒▒▒▒░░▒▒░░░░▒▒▒▒░░▒▒░░░░▒▒▒▒▒▒▒▒▒▒▒▒▒▒▒▒▒▒▒▒▒▒▒▒▒▒▒▒▒▒▒▒▒▒▒▒▒▒▒▒▒▒▒▒░░▒▒▒▒▒▒▒▒▒▒▓▓░░▒▒░░▒▒▒▒▒▒▒▒▒▒▒▒▒▒▒▒▒▒▒▒▒▒▒▒▒▒▒▒▒▒░░▒▒▒▒▒▒▒▒▓▓░░░░░░░░░░░░░░  ░░
░░▒▒▒▒░░░░░░▒▒▒▒▒▒▒▒▓▓▓▓▒▒░░░░░░░░▒▒░░░░▒▒░░░░▒▒▒▒▒▒░░░░░░░░░░░░▒▒▒▒▒▒░░▒▒▒▒░░░░░░░░▒▒▒▒▒▒▒▒▒▒▒▒▒▒▒▒▒▒▒▒▒▒▒▒▒▒▒▒▒▒▒▒▒▒▒▒▒▒▒▒▒▒▒▒▒▒▓▓▒▒▒▒▒▒▒▒▓▓▒▒▒▒▓▓▒▒▒▒▓▓▓▓▒▒▒▒▒▒▒▒▒▒▒▒▒▒▒▒▒▒▒▒▒▒░░▒▒▒▒▒▒▓▓▓▓░░░░░░░░░░░░░░░░▒▒
▒▒▒▒░░░░░░▒▒▒▒▒▒▓▓░░▒▒▒▒░░▒▒▒▒▒▒░░▒▒░░░░░░▒▒▒▒▒▒▒▒▒▒░░░░░░░░░░░░▒▒▒▒▒▒▒▒░░░░░░░░░░░░▒▒▒▒▒▒▒▒▒▒▒▒▒▒▒▒▒▒▒▒▒▒▒▒▒▒▒▒▒▒▒▒▒▒▒▒▒▒▒▒▒▒▒▒░░▒▒▒▒▒▒▒▒▓▓▓▓▓▓▒▒▒▒░░▓▓▓▓▓▓▒▒▒▒▓▓▓▓▓▓▓▓▓▓▓▓▓▓▓▓▒▒▒▒▒▒▒▒▓▓▒▒▓▓▒▒░░░░░░░░░░▓▓▓▓▒▒
▒▒░░▒▒▒▒▒▒▒▒░░▒▒▓▓▓▓░░░░▒▒▒▒░░▒▒░░░░░░░░▒▒▒▒▒▒░░░░░░░░░░▒▒▒▒░░▒▒▒▒░░▒▒▒▒░░░░░░░░░░░░▒▒▒▒▒▒▒▒▒▒▒▒▒▒▒▒▒▒▒▒▒▒▒▒▒▒▒▒▒▒▒▒▒▒▒▒▒▒▒▒▒▒▒▒▒▒░░▒▒▒▒▓▓▓▓░░░░▒▒▓▓░░▒▒▒▒▒▒▒▒▒▒▒▒▒▒▒▒▒▒▒▒▒▒▒▒▒▒░░░░▒▒▓▓▓▓▓▓▓▓░░░░░░░░▒▒▒▒▒▒▒▒▒▒
░░░░▒▒░░░░░░░░▒▒██▓▓░░░░░░░░░░░░░░░░░░░░░░▒▒░░░░░░░░░░░░▒▒▓▓░░▓▓▒▒▒▒▒▒▒▒░░░░░░░░░░▒▒▒▒▒▒▒▒▒▒▒▒▒▒▒▒▒▒▒▒▒▒▒▒▒▒▒▒▒▒▒▒▒▒▒▒▒▒▒▒▒▒▒▒▒▒▒▒░░░░▒▒▒▒▒▒░░░░▒▒▒▒▒▒▒▒▒▒▒▒▒▒▒▒▒▒▒▒▒▒░░▒▒▒▒▒▒▒▒░░▒▒▒▒▒▒▒▒▓▓▓▓▒▒░░░░░░▒▒░░░░░░░░
░░░░░░░░░░░░░░▒▒▒▒▒▒░░░░░░░░░░░░░░░░░░░░░░░░░░░░░░░░░░░░▒▒░░▒▒░░▒▒░░░░░░░░░░░░░░░░░░▒▒▒▒▒▒▒▒▒▒░░░░▒▒▒▒▒▒▒▒▒▒▒▒▒▒▒▒▒▒▒▒▒▒▒▒▒▒▒▒▒▒░░░░░░▒▒▒▒░░░░  ▓▓▒▒░░░░░░▒▒▓▓▒▒▒▒▓▓▒▒▓▓▒▒▓▓░░░░░░░░▒▒▒▒▒▒▒▒▓▓▒▒░░░░░░▒▒▒▒░░░░░░
░░░░░░░░░░░░░░▒▒░░▒▒▒▒░░░░░░░░░░░░░░░░░░░░░░░░░░░░░░░░░░░░░░░░░░░░░░░░░░░░░░░░░░░░░░▒▒▒▒▒▒▒▒▒▒░░▒▒▒▒▒▒▒▒▒▒▒▒▒▒▒▒▒▒▒▒▒▒▒▒▒▒▒▒▒▒▒▒▒▒░░░░▒▒▒▒░░░░▒▒░░░░░░▒▒▓▓▒▒▒▒▒▒▒▒▒▒▒▒▒▒▒▒▒▒▒▒▒▒▒▒░░░░▒▒▒▒▒▒▒▒░░░░░░░░▒▒░░▒▒▒▒░░
░░░░░░░░░░░░▒▒▒▒▓▓▒▒░░░░░░░░░░░░░░░░░░░░░░░░░░░░░░░░░░░░░░░░░░░░░░░░░░░░░░░░░░░░░░░░▒▒▒▒▒▒▒▒▒▒▒▒▒▒▒▒▒▒▒▒▒▒▒▒▒▒▒▒▒▒▒▒▒▒▒▒▒▒▒▒▒▒▒▒▒▒░░░░░░░░░░░░░░░░▒▒▒▒▒▒▓▓▒▒▒▒▒▒▒▒▒▒▒▒▒▒▒▒▒▒▒▒░░▒▒▒▒░░░░▒▒░░░░░░░░░░░░░░░░░░░░░░
░░░░░░░░░░░░░░▒▒▒▒▒▒░░░░░░░░░░░░░░░░░░░░░░░░░░░░░░░░░░░░░░░░░░░░░░░░░░░░░░░░░░░░░░░░▒▒▒▒▒▒▒▒▒▒▒▒▒▒▒▒▒▒▒▒▒▒▒▒▒▒▒▒░░░░▒▒▒▒▒▒▒▒▒▒▒▒░░░░░░░░░░░░░░░░▒▒▒▒░░░░░░░░▒▒▒▒▒▒░░░░░░░░░░░░░░▒
copy to clipboard 👍 upvote 👎 downvote
fill: spaces toggle palette ▓→✊🏽
▒▒▒▒▓▓▓▓▒▒▒▒▒▒▓▓▓▓▒▒▒▒▓▓████▓▓▓▓▓▓▓▓▒▒░░▒▒░░▒▒▒▒▒▒▒▒▒▒░░░░░░▓▓▓▓▒▒▒▒▓▓▓▓▒▒▒▒▒▒▒▒▒▒▒▒▒▒▒▒▒▒▓▓▒▒▒▒░░░░▒▒░░░░▒▒▒▒▒▒▒▒▒▒▓▓▒▒▒▒▒▒▒▒▒▒▒▒▒▒▒▒▒▒▒▒▒▒▒▒▒▒▓▓▓▓▓▓▓▓▓▓▓▓▓▓██▓▓▓▓▓▓▓▓▓▓▓▓▒▒▓▓██░░▒▒
▒▒▓▓▒▒▓▓▒▒▒▒░░▓▓▒▒▒▒▒▒▓▓▓▓▓▓▓▓▓▓▓▓▒▒▒▒▓▓▒▒▒▒▒▒░░▒▒▒▒▓▓▒▒▒▒▒▒▒▒▒▒▒▒▒▒▒▒▒▒▒▒▓▓▓▓▓▓▓▓▒▒▓▓▒▒▒▒▒▒▓▓░░░░░░░░░░░░▒▒▒▒▒▒▓▓▓▓▓▓▓▓▓▓▒▒▒▒▓▓▒▒▒▒▒▒░░░░▓▓▒▒▒▒▓▓██▓▓▓▓▓▓▓▓▓▓██▓▓▓▓▓▓████▓▓▒▒▒▒▒▒▒▒▒▒
▒▒▒▒▒▒▓▓▒▒▓▓▓▓▒▒▓▓▓▓▓▓▒▒▒▒▓▓▓▓▓▓▒▒░░▒▒░░░░░░▒▒▒▒▒▒▒▒▓▓▒▒▓▓░░░░▒▒▒▒▓▓▒▒▓▓▓▓▓▓▓▓▓▓▓▓▓▓▓▓▒▒▒▒▓▓▓▓▒▒░░░░░░░░░░▒▒▓▓▓▓▓▓▓▓████▓▓▒▒▓▓▓▓▓▓▒▒▒▒░░░░▒▒▒▒▒▒▓▓▓▓▓▓▓▓▓▓▓▓████████████████▓▓▓▓▒▒▒▒▒▒
▓▓▓▓▓▓▒▒▒▒▒▒▒▒▒▒▓▓▓▓▓▓▒▒▒▒▓▓▓▓▓▓▒▒░░░░░░░░░░▒▒▒▒▒▒▓▓▓▓▓▓▓▓▒▒▒▒▒▒▓▓▒▒▒▒▓▓▓▓▓▓▓▓▒▒▓▓▓▓▓▓▓▓▒▒▓▓▓▓▓▓▓▓▒▒▒▒▒▒▒▒▒▒▒▒▓▓▓▓▓▓▓▓▓▓▓▓▓▓▓▓▓▓▒▒▓▓▒▒░░░░░░▒▒▒▒▓▓▓▓▒▒▓▓▓▓▓▓▓▓▓▓▓▓▓▓▓▓▓▓▓▓▓▓▓▓▓▓▒▒▒▒▓▓
▓▓██▒▒▒▒▒▒▓▓▓▓▒▒▓▓▒▒██▓▓▓▓██▓▓▒▒▓▓░░░░░░▒▒▒▒▒▒▒▒▓▓▓▓▓▓▓▓▓▓▓▓▓▓▓▓▒▒▒▒▒▒▒▒▓▓▓▓▓▓▓▓▓▓▓▓▓▓▓▓▓▓▓▓▓▓▒▒▒▒▒▒▓▓▓▓▓▓▒▒▒▒▓▓▓▓▓▓▓▓▓▓▓▓▓▓▓▓▒▒▓▓▓▓▓▓░░░░░░▒▒▒▒▓▓▓▓▒▒▓▓▓▓▓▓▓▓▓▓▓▓▓▓▓▓▓▓▓▓▓▓▓▓▓▓▓▓▓▓██
▒▒▓▓▒▒▒▒▓▓▓▓▒▒▓▓▓▓▓▓▒▒▓▓▓▓▓▓▓▓▓▓▓▓▒▒▒▒▒▒▒▒▒▒▒▒▒▒▒▒▓▓▓▓▓▓▓▓▓▓▓▓▓▓▒▒▒▒████▓▓▓▓▓▓▓▓▓▓▓▓▓▓▒▒▒▒▒▒▒▒▓▓▒▒▒▒▓▓▓▓▓▓▓▓▓▓▓▓▓▓██▓▓▓▓▓▓██▒▒░░░░░░▒▒▓▓░░░░▒▒▒▒▓▓▒▒▓▓▓▓▓▓▓▓▒▒▒▒▓▓▓▓▓▓▓▓▓▓██▓▓▒▒▒▒▓▓▓▓
▓▓▓▓▒▒▓▓▓▓▓▓▓▓▓▓▓▓▒▒▒▒▓▓▓▓▓▓▒▒▓▓▓▓▒▒▒▒▓▓▓▓▓▓░░▒▒░░▒▒▓▓▓▓██▓▓▓▓▓▓▒▒▒▒▓▓▒▒▒▒▓▓▓▓▓▓▓▓▓▓▓▓▒▒▒▒▒▒▒▒▓▓▓▓▒▒▒▒▒▒░░▒▒▒▒▓▓▓▓██▓▓▓▓▓▓▒▒▒▒░░  ░░▒▒▓▓▓▓░░▒▒▒▒▒▒▒▒▓▓▓▓▓▓▓▓▒▒▓▓▓▓▓▓▓▓▓▓▓▓▓▓▒▒▒▒▓▓▓▓▓▓
▒▒▒▒▒▒▒▒▓▓▒▒▒▒░░▓▓▒▒▒▒▓▓▓▓▓▓▓▓▓▓▒▒▒▒▒▒▒▒▓▓▓▓▓▓▓▓▓▓▓▓▓▓▓▓▓▓▓▓▓▓▒▒░░▒▒▒▒▒▒▓▓▓▓▓▓██▓▓██▓▓▓▓▒▒▒▒▒▒▓▓▒▒▒▒▒▒░░░░▒▒▒▒▒▒▒▒▒▒▒▒▒▒▒▒░░░░░░░░░░▒▒▒▒▒▒▒▒▒▒▒▒▓▓░░▓▓▒▒▓▓▓▓▒▒▒▒▓▓▓▓▓▓▓▓▓▓▓▓▒▒▒▒▒▒▓▓▓▓
▓▓▓▓▒▒▓▓▓▓▓▓░░▒▒░░▒▒▒▒▒▒▓▓▒▒▒▒▓▓▓▓▓▓▒▒▒▒▒▒▒▒▓▓▓▓▓▓▓▓▓▓▓▓▓▓▓▓▓▓▒▒░░░░░░▒▒▓▓▓▓▓▓▓▓██▓▓▓▓▒▒▓▓▒▒▒▒▒▒▒▒▓▓░░░░▒▒▒▒▒▒▒▒▒▒▒▒▒▒▒▒░░░░░░░░░░░░▒▒▒▒▒▒▒▒░░▒▒▓▓▓▓▒▒▒▒▓▓▒▒▒▒▒▒▒▒▓▓▓▓▓▓▓▓▓▓▒▒▓▓▓▓▓▓▓▓
▓▓▓▓▓▓██▒▒▒▒▒▒░░▒▒▓▓▒▒▓▓▒▒▓▓▒▒▓▓▓▓▓▓▒▒▒▒▒▒▒▒▒▒▒▒▒▒▒▒▒▒▓▓▒▒▒▒▓▓▓▓▒▒▒▒░░▒▒▒▒▓▓██▓▓▓▓▓▓▓▓▓▓▓▓▓▓▓▓▓▓▓▓▒▒▒▒▒▒▒▒▒▒▒▒▒▒▒▒▒▒▒▒░░░░░░░░░░░░░░▒▒▒▒▒▒▒▒▒▒▒▒▒▒▒▒▒▒░░▒▒▒▒▒▒▒▒▒▒▓▓▓▓▓▓▓▓▓▓▒▒▓▓▓▓▓▓▓▓
░░░░▒▒▓▓▒▒▒▒░░░░▒▒▓▓▓▓▒▒▒▒▓▓▓▓▓▓▓▓▓▓▓▓▒▒░░▒▒▓▓▒▒▒▒░░▒▒▒▒░░▒▒░░░░░░░░▒▒▒▒▒▒▒▒▓▓████▓▓▒▒▒▒▓▓▓▓▓▓▓▓▓▓▒▒▒▒▒▒▒▒▒▒▓▓▒▒▒▒▒▒░░░░░░░░░░░░░░░░▒▒▒▒▒▒▒▒▒▒▒▒▒▒▒▒▒▒░░░░▒▒▓▓▓▓▓▓▓▓▓▓▓▓▓▓▓▓▓▓▓▓▓▓▓▓▓▓
░░░░▒▒▒▒▒▒░░▒▒░░░░▒▒▒▒▒▒▒▒▒▒▓▓▓▓▓▓▓▓▓▓▒▒▒▒▒▒▒▒▒▒▒▒▒▒▒▒░░░░░░░░░░░░▒▒▒▒▒▒▒▒▒▒▓▓▓▓▓▓▓▓▒▒▒▒▓▓▒▒▒▒▒▒▒▒▓▓▓▓▓▓▒▒░░▒▒░░░░░░░░░░░░░░░░  ░░░░▒▒▒▒▒▒▒▒▒▒▒▒▒▒▓▓▒▒▒▒▒▒▒▒▓▓▓▓▓▓▓▓▓▓▓▓▓▓▓▓▓▓▓▓▓▓▓▓▓▓
░░░░▒▒▒▒▒▒▓▓▒▒▓▓░░░░▒▒▒▒▒▒▒▒▒▒▒▒▒▒▒▒▓▓▓▓▒▒▒▒░░▒▒▒▒▒▒▒▒▓▓░░░░░░░░▒▒▒▒▒▒▓▓▓▓▓▓▓▓██▓▓▓▓▓▓▓▓▒▒▒▒▒▒▒▒▒▒▓▓▓▓▓▓▒▒░░░░░░░░░░░░░░░░░░░░░░  ░░▒▒░░▒▒▒▒▒▒▒▒▓▓▓▓▒▒▒▒▒▒▒▒▓▓▓▓▓▓▓▓▓▓▓▓▓▓██▓▓▓▓▓▓▓▓▓▓
▓▓▓▓▒▒▒▒▒▒▓▓▓▓▓▓▒▒▒▒▒▒▓▓▓▓▓▓▓▓▓▓▒▒▓▓▒▒▒▒▒▒▓▓▒▒▒▒▒▒▒▒▒▒▓▓▓▓▒▒▒▒▒▒░░▒▒▒▒▓▓▓▓▓▓▓▓▓▓▓▓▓▓▓▓▓▓▓▓▒▒▒▒▒▒▒▒▓▓▓▓▓▓▒▒░░░░▒▒▒▒░░░░░░░░░░░░░░░░░░▒▒▒▒▒▒▒▒▒▒▒▒▓▓▓▓▓▓▓▓▓▓▓▓▓▓▓▓▓▓▓▓▓▓▓▓▓▓▓▓▓▓▓▓▓▓▓▓▓▓
▓▓▓▓▓▓▒▒▒▒▒▒▓▓▓▓▓▓▓▓▓▓▓▓▓▓▒▒▒▒▒▒▒▒▒▒▒▒▒▒░░▒▒▓▓▓▓▒▒░░▒▒▒▒▒▒▒▒▓▓▓▓▓▓▒▒▒▒▒▒▓▓██▓▓▓▓▓▓▓▓▓▓▓▓▓▓▓▓▓▓▓▓▓▓▓▓▓▓▓▓▒▒▒▒▒▒▒▒▒▒░░░░░░░░░░░░░░░░░░▒▒░░▒▒▒▒▒▒▒▒▒▒▓▓▒▒▓▓▓▓▓▓▒▒▒▒▒▒▒▒▒▒▓▓▓▓▓▓▓▓▓▓▓▓██▓▓
▓▓▓▓▓▓▒▒▓▓▒▒▓▓▓▓▓▓▓▓▓▓▒▒▓▓▒▒▒▒▒▒▒▒▒▒▒▒▒▒▒▒▒▒▒▒▒▒▒▒░░▒▒▒▒▒▒▒▒▓▓▓▓▓▓▓▓▓▓▓▓▓▓██▓▓▓▓▓▓████▓▓▓▓▓▓▓▓▓▓▓▓▓▓▓▓▒▒▒▒▒▒▒▒▒▒▒▒░░░░░░░░░░░░▓▓░░▓▓▒▒▒▒▒▒▒▒▒▒▒▒▓▓▓▓▓▓▓▓▓▓▓▓▒▒▒▒▓▓▒▒▓▓▒▒▓▓▓▓▓▓▓▓▓▓▓▓▓▓
░░░░░░░░░░░░▒▒░░░░▒▒▓▓▒▒▒▒▒▒▒▒▒▒▒▒▒▒▒▒▒▒▓▓▒▒▒▒▒▒░░▒▒░░░░▒▒▓▓▒▒▒▒▒▒▒▒░░▓▓▓▓████▓▓▓▓▓▓▓▓▓▓▓▓▓▓▒▒▒▒▓▓████▓▓▒▒▒▒▒▒▒▒▓▓░░░░  ░░░░▒▒░░▓▓░░▒▒▒▒▒▒▒▒▒▒▒▒▓▓▓▓▓▓▓▓▓▓▓▓▓▓▓▓▓▓▒▒▒▒▓▓▓▓▒▒▒▒▓▓▓▓▓▓▓▓
░░░░░░░░░░░░░░▒▒▒▒▒▒▓▓▓▓▓▓██▓▓▒▒▒▒▒▒▒▒▒▒▒▒▒▒▒▒▒▒░░░░░░░░░░▒▒▓▓▒▒▒▒▒▒▒▒▒▒▒▒▒▒▓▓▓▓▒▒▓▓▓▓▓▓▓▓▓▓▓▓▓▓▓▓▒▒▓▓▓▓▓▓▓▓▓▓▓▓▓▓░░░░░░░░░░░░▓▓▒▒▓▓▒▒▒▒▒▒▒▒▒▒▒▒▒▒▓▓▓▓▓▓▓▓▓▓▓▓▒▒▒▒░░░░▒▒▓▓▓▓████▓▓██▓▓
░░░░░░░░▒▒▒▒▒▒▒▒▒▒▒▒▒▒▓▓▓▓▓▓▓▓▒▒▓▓▒▒▒▒▒▒▒▒▒▒▒▒░░░░░░░░░░░░▒▒▒▒▒▒▒▒▒▒▒▒▒▒▒▒░░░░▒▒▓▓▒▒▒▒▓▓▓▓▓▓▓▓▒▒▓▓▒▒▒▒▓▓▓▓▒▒▓▓▓▓▒▒░░░░░░░░░░▓▓▒▒  ░░▓▓▒▒▒▒▒▒▒▒▒▒▒▒▒▒▒▒▒▒▓▓▒▒▒▒▒▒▓▓▒▒▒▒▒▒▓▓▒▒▓▓▓▓▓▓▒▒▒▒
░░░░░░░░░░▒▒▒▒░░▒▒▒▒▒▒▒▒▓▓▓▓▓▓▓▓▒▒▓▓▒▒▓▓▒▒▒▒▒▒▒▒░░▓▓░░░░▒▒▒▒▒▒░░▒▒▒▒▒▒▒▒▒▒░░░░▒▒▒▒▒▒▓▓▓▓▓▓▓▓▓▓▒▒▓▓▒▒▒▒▓▓▓▓▓▓▓▓▓▓▓▓░░░░░░░░▓▓▓▓▓▓▓▓▓▓▓▓▓▓▒▒▒▒▒▒▒▒▓▓▓▓▒▒▓▓▒▒▓▓▓▓▓▓▒▒▒▒▒▒▒▒▒▒▒▒▒▒▓▓▓▓▒▒░░
▒▒░░░░░░▒▒▒▒▒▒▒▒▒▒▒▒▒▒▓▓▓▓▓▓▒▒▒▒▒▒▒▒▓▓▓▓▒▒▒▒░░░░▒▒▒▒▒▒▒▒▒▒▒▒▒▒▒▒▒▒▓▓▒▒▒▒▒▒▒▒▒▒▒▒▓▓▒▒▓▓▓▓▓▓▒▒▓▓▒▒▓▓▒▒▒▒▓▓▒▒▓▓▓▓▓▓▓▓░░░░░░▓▓▒▒          ░░▓▓▒▒▒▒▒▒▒▒▒▒▒▒▒▒▒▒▒▒▒▒▒▒▒▒░░░░▒▒▒▒▒▒▒▒▓▓▒▒░░░░
░░░░░░░░▓▓▒▒▓▓▓▓▓▓▓▓▓▓▓▓▓▓▓▓▒▒░░░░▒▒██▓▓▓▓▒▒▒▒░░▒▒▒▒░░▒▒▒▒▒▒▓▓▒▒▒▒▒▒▒▒▒▒▒▒░░░░▒▒▒▒▓▓▓▓▓▓▓▓▒▒▒▒▓▓▒▒▓▓▒▒▒▒▓▓▓▓██▓▓▓▓░░░░▓▓▒▒              ▒▒▓▓▒▒▒▒▓▓▓▓▓▓▓▓▓▓▓▓▓▓▓▓▓▓▓▓▓▓▓▓▓▓▒▒▒▒▒▒░░▒▒░░
▒▒░░░░▒▒▓▓▒▒▒▒▓▓▓▓▓▓▓▓▓▓▓▓▓▓▓▓▒▒▒▒▒▒▓▓▓▓██▒▒▒▒▒▒▒▒▒▒░░▒▒░░▒▒▒▒▓▓▓▓░░░░░░░░░░░░▒▒▒▒▓▓▓▓▓▓▓▓▒▒▒▒▓▓▓▓▓▓▒▒▒▒▓▓██▓▓▓▓▓▓░░▓▓▓▓▓▓▓▓▓▓▓▓▓▓▓▓▓▓▓▓▓▓▓▓▓▓▒▒▓▓▓▓▒▒▓▓▓▓▒▒▒▒▓▓▓▓░░▒▒▒▒▓▓▒▒▒▒░░░░░░▒▒
░░░░░░▒▒░░░░░░▓▓▓▓▓▓▓▓▓▓▓▓▓▓▓▓▒▒▓▓▓▓▓▓██▓▓▒▒▒▒▒▒▒▒▒▒░░░░░░░░▒▒▓▓▒▒░░░░░░░░▒▒░░▒▒▒▒▓▓▓▓▓▓▓▓▒▒▓▓▓▓▓▓▓▓▒▒▒▒▒▒▓▓▓▓▓▓▓▓▓▓▓▓                      ▒▒▓▓▓▓▒▒▓▓▒▒▒▒▒▒▒▒▒▒▒▒▒▒▒▒▒▒▓▓▒▒░░░░░░░░░░
░░░░░░░░░░░░░░▒▒▒▒▓▓▓▓▒▒▓▓▓▓▓▓▓▓▓▓▓▓▓▓▓▓▓▓▒▒▒▒▓▓▒▒░░░░░░░░▒▒▒▒▒▒▓▓▒▒░░▒▒▒▒░░▒▒▓▓▓▓▓▓▓▓▒▒▓▓▒▒▒▒▓▓▓▓▓▓▓▓▓▓▒▒▒▒▒▒▓▓▓▓▓▓▒▒    ▒▒░░▒▒░░▒▒░░▒▒░░  ░░▓▓▒▒▓▓▒▒▒▒▓▓▓▓▓▓▓▓▒▒▒▒▒▒▒▒▒▒▒▒░░░░░░░░░░
░░░░░░░░░░░░░░▓▓░░▒▒▒▒▒▒▓▓▓▓▓▓▓▓▓▓▓▓▓▓▓▓▒▒▒▒▓▓▒▒▒▒▓▓▓▓▒▒▒▒▒▒▒▒▓▓▒▒░░░░▒▒▒▒▒▒▓▓▓▓▓▓▒▒▒▒▓▓▓▓▒▒▒▒▓▓▒▒██▓▓▓▓▒▒▒▒▓▓████▓▓▒▒    ░░▓▓▓▓▓▓▓▓▓▓▒▒      ▓▓▒▒▒▒▒▒▒▒▒▒▓▓▒▒▓▓▒▒░░░░░░▒▒░░░░░░░░░░░░
░░░░░░░░░░▒▒░░▒▒▒▒░░▒▒▒▒▒▒▒▒▒▒▒▒▒▒▓▓▓▓▓▓▒▒▒▒▒▒▒▒░░░░░░▒▒▓▓▓▓▓▓▓▓▒▒▒▒▒▒▒▒▒▒▓▓▓▓▓▓▒▒▒▒▓▓▓▓▓▓▒▒▒▒▓▓▓▓▒▒▒▒▓▓▓▓▓▓██▒▒▒▒▓▓▒▒      ▓▓▓▓▓▓▓▓▓▓░░    ░░▓▓▒▒▓▓▒▒▒▒▓▓▓▓▒▒▓▓▒▒▒▒▒▒▒▒▓▓▒▒░░░░░░░░░░
░░░░░░░░░░░░░░░░▒▒░░▒▒▒▒▓▓▒▒▒▒▒▒▒▒▓▓▓▓▓▓▒▒▒▒▒▒░░░░▒▒▓▓▓▓▓▓▒▒▒▒▓▓▓▓▓▓▓▓▓▓▓▓▓▓▒▒▒▒▒▒▒▒▒▒▒▒▓▓▒▒▒▒▒▒▒▒▒▒▒▒▒▒▒▒▓▓▒▒▒▒░░▒▒▒▒      ▓▓▓▓▓▓▓▓▓▓▓▓    ░░▓▓▒▒▒▒▒▒▒▒▒▒▓▓▒▒▓▓▒▒▒▒▒▒▒▒▓▓▒▒░░░░░░░░░░
░░░░░░░░░░░░░░░░▒▒▒▒▒▒▓▓▒▒▓▓▒▒▒▒▒▒▓▓▓▓▓▓▒▒▒▒░░░░░░░░▓▓▓▓▓▓▒▒░░▒▒▒▒▓▓▓▓▓▓▒▒▓▓▒▒▒▒▒▒▒▒▒▒▓▓▒▒▓▓▒▒▒▒▒▒▒▒▒▒░░▒▒▓▓▓▓░░░░▒▒▒▒      ▓▓▓▓▓▓▓▓▓▓░░    ░░▓▓▒▒▒▒▒▒▒▒▒▒▒▒▒▒░░▒▒▓▓▒▒░░▒▒░░░░░░░░░░░░
░░░░▒▒░░░░░░░░▒▒░░▒▒▒▒▓▓▒▒██▓▓▒▒▒▒▓▓▓▓▒▒▒▒░░░░▒▒▒▒▒▒░░░░▒▒▒▒▒▒░░░░▒▒▒▒▒▒▒▒▒▒▒▒▒▒▒▒▒▒▒▒▒▒▒▒▒▒▒▒▒▒▒▒▒▒▒▒▒▒▒▒░░▒▒░░░░▒▒▒▒      ▓▓▓▓▓▓▓▓▓▓░░    ░░▒▒▒▒▒▒▒▒▒▒▒▒▒▒▒▒▒▒▒▒▒▒▒▒▒▒▓▓▒▒░░░░░░░░░░
░░░░▒▒▒▒░░░░░░░░▒▒▒▒▒▒▓▓▒▒▒▒▒▒▒▒▓▓▓▓▒▒▒▒▒▒░░▒▒▓▓██▒▒▒▒▒▒▒▒▒▒░░░░▒▒▒▒▒▒▓▓▓▓▒▒▒▒▒▒▒▒▒▒▒▒▒▒▒▒▒▒▒▒▒▒▒▒▒▒▒▒▒▒▒▒░░░░░░░░▒▒░░      ▓▓▓▓▓▓▓▓▓▓░░    ░░▒▒▓▓▒▒░░░░░░▒▒░░░░▒▒▓▓▓▓░░▒▒░░░░░░░░░░░░
░░░░░░░░░░░░░░▒▒▒▒░░▒▒▓▓▒▒▒▒▒▒▒▒▓▓▒▒░░░░░░░░▒▒░░▒▒▒▒▒▒░░▒▒░░▒▒▒▒▒▒▒▒▒▒▒▒▒▒▒▒▒▒▒▒▒▒▒▒▒▒▒▒▒▒▒▒▒▒▒▒▒▒▒▒▒▒▒▒▒▒░░░░▒▒▒▒▒▒░░░░░░░░▓▓▓▓▓▓▓▓▓▓░░░░░░░░▒▒▒▒▒▒░░▒▒░░░░░░░░▒▒▒▒▒▒░░░░░░░░░░░░░░░░
░░░░░░░░░░░░░░░░░░░░▒▒▒▒▒▒▒▒▓▓▓▓▒▒░░░░░░░░░░▒▒░░▒▒▒▒░░░░░░▒▒▒▒░░░░▒▒▒▒▒▒░░▒▒▒▒▒▒▒▒▒▒▒▒▒▒▒▒▒▒▒▒▒▒▒▒▒▒▒▒▒▒▒▒▒▒▒▒▒▒▓▓▒▒▒▒▒▒▒▒▓▓▒▒▓▓▒▒▒▒▒▒▓▓▒▒▒▒▒▒▒▒▒▒▓▓░░░░░░░░▒▒░░░░▓▓▓▓░░░░░░░░░░░░░░░░
░░░░░░░░░░░░░░░░░░▒▒░░░░▒▒▒▒▒▒▓▓▒▒▒▒░░▒▒░░░░▒▒▒▒▒▒▒▒░░░░░░░░▒▒░░▒▒▒▒▒▒░░░░▒▒▒▒▒▒▒▒▒▒▒▒▒▒▒▒▒▒▒▒▒▒▒▒▒▒▒▒▒▒▒▒▒▒▒▒▓▓▓▓▓▓▒▒▒▒▒▒▓▓▒▒▒▒▒▒▒▒▒▒▓▓▓▓▒▒▒▒▒▒▒▒▓▓░░░░░░░░▒▒░░░░▓▓▓▓░░░░░░░░░░░░░░░░
░░░░░░░░░░░░░░▒▒▒▒░░▒▒░░░░▓▓▓▓░░▒▒▒▒▒▒░░░░░░▒▒▒▒▒▒▒▒░░▒▒▒▒▒▒▒▒░░▒▒░░░░░░░░▒▒▒▒▒▒▒▒▒▒▒▒▒▒▒▒▒▒▒▒▒▒▒▒▒▒▒▒▒▒▒▒▒▒▓▓▓▓▒▒▒▒▓▓▒▒▒▒▒▒▒▒▒▒▒▒▒▒▒▒▒▒▒▒░░▒▒▓▓▓▓▓▓▒▒▒▒░░▒▒▒▒▓▓▒▒▓▓▓▓▒▒▒▒░░░░░░░░░░░░
░░░░░░░░░░░░░░░░░░░░░░░░▒▒▒▒▓▓░░░░░░░░░░░░░░▒▒░░░░░░░░▒▒▒▒▒▒▒▒▒▒▒▒░░░░░░░░▒▒▒▒▒▒▒▒▒▒▒▒▒▒▒▒▒▒▒▒▒▒▒▒▒▒▒▒▒▒▒▒░░░░▓▓░░░░▒▒▒▒▒▒▒▒▒▒▒▒▒▒▒▒▒▒▓▓▒▒░░▒▒▒▒▓▓▓▓▒▒░░░░░░░░░░░░░░░░▒▒▒▒░░░░░░░░░░▒▒
░░░░░░░░░░░░░░░░░░░░░░░░▒▒░░▓▓░░░░░░░░░░░░░░░░░░░░░░░░░░░░░░░░░░░░░░░░░░░░░░▒▒▒▒▒▒▒▒▒▒▒▒▒▒▒▒▒▒▒▒▒▒▒▒▒▒▒▒▒▒░░▒▒▒▒░░░░▒▒░░▒▒▓▓▒▒▒▒▒▒▒▒▒▒▓▓▒▒░░░░▒▒▒▒▓▓░░░░░░▒▒░░▒▒▒▒░░▒▒░░░░░░░░░░░░░░░░
░░░░░░░░░░░░░░░░░░░░░░░░▒▒▒▒░░░░░░░░░░░░░░░░░░░░░░░░░░░░░░░░░░░░░░░░░░░░░░▒▒▒▒▒▒▒▒▒▒▒▒▒▒▒▒▒▒▒▒▒▒▒▒▒▒▒▒▒▒▒▒░░░░░░░░░░░░▒▒▒▒▒▒▒▒▒▒▒▒▒▒▒▒▒▒▒▒▒▒░░▒▒░░░░░░░░░░░░░░░░░░░░░░░░░░░░░░░░░░░░░░
░░░░░░░░░░░░░░░░░░░░░░░░░░▒▒▒▒░░░░░░░░░░░░░░░░▒▒░░░░░░░░░░░░░░░░░░░░░░░░░░▒▒▒▒▒▒▒▒▒▒▒▒▒▒▒▒▒▒░░▒▒▒▒▒▒▒▒▒▒▒▒░░▒▒░░░░░░▒▒░░░░▒▒▒▒░░░░░░░░░░░░░░░░░░░░░░░░░░░░░░░░░░░░░░░░░░░░░░░░░░░░░░░░
░░░░░░░░░░░░░░░░░░░░░░░░░░░░░░░░░░▒▒▒▒▒▒░░░░░░▒▒▒▒░░░░░░░░░░░░░░░░░░░░▒▒▒▒▒▒▒▒▒▒▒▒▒▒▒▒▒▒▒▒▒▒▒▒▒▒▒▒▒▒▒▒▒▒▒▒░░▒▒░░░░░░▒▒░░░░░░▒▒░░░░░░░░░░░░░░▒▒░░░░░░░░░░░░░░░░░░░░░░░░░░░░░░░░░░░░░░░░
░░░░░░░░░░░░░░░░░░░░░░░░░░░░▒▒▒▒░░░░░░░░░░░░░░░░░░▒▒░░░░░░░░░░░░░░░░░░░░▒▒▒▒▒▒▒▒▒▒░░▒▒▒▒▒▒░░▒▒▒▒▒▒▒▒▒▒▒▒▒▒▒▒▒▒░░░░░░░░░░░░░░░░░░░░▒▒░░░░░░░░░░░░░░░░░░░░░░░░░░░░░░░░░░░░░░░░░░░░░░░░░░
░░░░░░░░░░░░░░░░░░░░░░░░░░░░▒▒░░░░░░░░░░░░░░░░░░░░▒▒░░░░░░░░░░░░░░░░░░▒▒▒▒▒▒▒▒▒▒▒▒▒▒▓▓▒▒▓▓▒▒▓▓▒▒▒▒▒▒▒▒▒▒▒▒▓▓▒▒░░░░░░░░░░░░░░░░░░░░▒▒▒▒░░░░░░░░░░░░░░░░░░░░░░░░░░░░░░░░░░░░░░░░░░░░░░░░
░░░░░░░░░░░░▒▒░░░░░░░░░░░░░░▒▒░░░░░░░░░░░░░░░░░░░░░░░░░░░░░░░░░░░░░░░░▒▒░░▒▒▒▒▒▒▓▓░░▒▒▒▒▓▓░░▒▒▒▒▒▒▒▒▒▒▒▒▒▒▓▓░░░░░░░░░░░░░░░░░░░░░░░░░░░░░░░░░░░░░░░░░░░░░░░░░░░░░░░░░░░░░░░░░░░░░░░░░░
░░░░░░░░░░░░▒▒░░░░░░░░░░░░░░░░░░░░░░░░░░░░░░░░░░▒▒░░░░░░░░░░░░▒▒░░▒▒░░▒▒▒▒▒▒▒▒▒▒▒▒░░▓▓▒▒▓▓░░▓▓▒▒▒▒▒▒▒▒▒▒▒▒▓▓░░░░▒▒░░░░░░░░░░░░░░░░░░░░░░░░░░░░░░░░░░░░░░░░░░░░░░░░░░░░░░░░░░░░░░░░░░░░
░░░░░░░░░░░░░░░░░░░░░░░░▒▒░░░░░░░░░░░░░░░░░░▒▒░░░░░░░░░░░░▒▒░░░░░░░░▒▒▒▒▒▒▒▒▒▒▒▒▒▒░░▒▒▒▒▒▒▒▒▒▒▒▒▒▒▒▒▒▒▒▒▒▒▒▒▒▒▒▒░░▒▒░░░░░░░░░░░░░░░░░░░░░░░░░░░░░░░░░░░░░░░░░░░░░░░░░░░░░░░░░░░░░░░░░░
░░░░░░░░░░░░░░░░░░░░░░░░▒▒▒▒░░░░░░░░░░░░░░▒▒▒▒░░░░░░░░░░░░░░░░░░░░░░▒▒▓▓▒▒▒▒▒▒▒▒▓▓░░▒▒▒▒▓▓▒▒▓▓▒▒▒▒▒▒▒▒▓▓▒▒▓▓▓▓░░▒▒▒▒░░░░░░░░░░░░░░░░░░░░░░░░░░░░░░▒▒░░░░░░░░░░░░░░░░░░░░░░░░░░░░░░░░░░
░░░░░░░░░░░░░░░░░░░░░░░░▒▒░░░░░░░░░░░░▒▒▒▒▒▒░░░░░░░░░░░░░░░░░░░░░░▒▒▒▒▒▒▒▒▒▒▒▒▒▒▒▒▒▒▒▒▒▒▓▓▒▒▒▒▒▒▒▒▒▒▒▒▒▒▒▒▒▒░░▒▒░░▓▓▒▒░░░░░░░░░░░░░░░░░░░░░░░░░░░░▒▒░░░░░░░░░░░░░░░░░░░░▒▒▒▒▒▒▒▒░░░░░░
░░░░░░░░░░░░░░░░░░░░░░░░▒▒▒▒▒▒▒▒▒▒▒▒░░░░░░░░░░░░░░░░░░░░░░░░░░░░░░▒▒░░▒▒▒▒▒▒▓▓▒▒▓▓▒▒▓▓▒▒▓▓▒▒▓▓▓▓▒▒▓▓▒▒▓▓▒▒▒▒▒▒▒▒▒▒▒▒▒▒▒▒░░░░░░░░░░░░░░░░░░░░░░░░░░░░░░▒▒▒▒░░░░░░░░░░░░▒▒▒▒▒▒▒▒▒▒▒▒░░▒▒
░░░░░░░░░░░░░░░░░░▒▒░░░░░░░░░░░░░░░░░░▒▒▒▒░░▒▒░░░░░░░░░░░░░░░░░░░░▒▒  ░░░░▒▒▒▒▓▓▓▓▓▓▓▓▓▓▒▒▒▒▒▒▓▓▒▒▒▒▓▓▒▒▒▒░░▒▒▒▒▒▒▒▒░░░░░░░░░░░░░░░░░░░░░░░░░░▒▒▒▒░░▒▒░░░░░░░░▒▒▒▒▒▒▓▓▒▒▒▒▒▒▒▒▒▒▒▒▓▓▒▒
░░░░░░░░░░▒▒▒▒▒▒▒▒▒▒▒▒░░░░░░░░▒▒▒▒▒▒▒▒▒▒▒▒▒▒▒▒▒▒▒▒░░░░░░░░░░░░░░░░░░░░░░░░▒▒▒▒▒▒▒▒▒▒░░▒▒▒▒▒▒▒▒▒▒▒▒▒▒▒▒▒▒▒▒░░▒▒▒▒▒▒░░▒▒▒▒░░░░░░░░░░░░░░░░░░░░▒▒▒▒▒▒▒▒░░░░░░░░░░▒▒░░▒▒▒▒░░░░▒▒▒▒▒▒▓▓▓▓▒▒
▒▒░░▒▒▒▒▒▒▒▒▒▒░░░░▒▒▓▓▒▒░░▒▒▒▒▒▒▒▒▒▒▒▒▒▒▒▒▒▒▒▒▒▒▒▒▒▒▒▒░░░░░░░░░░░░░░░░░░░░░░▒▒▒▒▒▒▒▒▒▒▒▒▒▒▒▒░░▒▒▒▒▒▒▒▒▒▒▒▒░░▒▒▓▓▒▒▒▒▒▒░░░░░░░░░░░░░░░░░░░░▒▒▓▓▒▒▒▒▒▒▒▒░░░░░░▓▓▒▒▒▒▒▒▒▒░░░░▒▒▒▒▒▒▓▓▓▓▓▓
░░░░▒▒░░▓▓░░░░▒▒▓▓▒▒▒▒▓▓▓▓▒▒▒▒▒▒▒▒▒▒▒▒▒▒▒▒▒▒▒▒▒▒▒▒▒▒▒▒░░░░░░░░░░░░░░░░░░░░▒▒▒▒▒▒▒▒▒▒▒▒▒▒▒▒▒▒▒▒▒▒▒▒▒▒▒▒▒▒▒▒░░░░░░░░░░░░░░░░░░░░░░░░░░░░░░▒▒▓▓▓▓▓▓▒▒▒▒▒▒▓▓▒▒▒▒▓▓▓▓▒▒▒▒▒▒▒▒▒▒▒▒▒▒▓▓▓▓▓▓▓▓
░░▒▒░░░░▒▒░░░░░░▒▒▒▒▒▒▒▒▓▓▓▓▒▒▒▒▒▒▒▒▒▒▒▒▒▒▒▒▒▒▒▒▒▒▒▒▒▒░░░░▒▒▓▓▒▒░░░░░░░░░░▒▒▒▒▒▒▒▒▒▒▒▒▒▒▒▒▒▒▒▒▒▒▒▒▒▒▒▒▒▒▒▒░░░░░░░░░░░░░░░░░░░░░░░░░░░░░░▒▒▒▒▓▓▓▓▒▒▒▒▒▒▓▓▓▓▓▓▓▓▓▓▓▓▓▓▓▓▒▒░░▒▒▒▒▒▒▓▓▓▓▓▓
░░▒▒░░░░░░░░░░░░▒▒▒▒▓▓▓▓▓▓██▓▓▒▒▒▒▒▒▒▒▒▒▒▒▒▒▒▒▒▒▒▒▒▒▒▒▒▒▒▒▒▒▒▒▓▓▒▒░░░░░░░░░░▒▒▒▒▒▒▒▒▒▒▒▒▒▒▒▒▒▒▒▒▒▒▒▒▒▒▒▒▒▒░░░░░░░░░░░░░░░░░░▒▒▒▒░░░░▒▒▒▒▓▓▒▒▒▒▒▒▓▓▒▒▓▓▒▒▒▒▒▒▓▓▒▒▓▓▓▓▓▓▓▓▒▒▒▒▒▒▒▒▒▒▓▓██
▒▒▓▓▒▒░░▒▒░░░░▒▒▓▓▓▓▓▓▓▓▓▓██▓▓▓▓▒▒▒▒▒▒▒▒▒▒▒▒▒▒▒▒▒▒▒▒▒▒▒▒▒▒▓▓▓▓▒▒▒▒▓▓░░░░▒▒▒▒▒▒▒▒▒▒▒▒▒▒▒▒▒▒▒▒▒▒▒▒░░▒▒▒▒▒▒▒▒░░░░░░░░░░░░
copy to clipboard 👍 upvote 👎 downvote
fill: spaces toggle palette ▓→✊🏽